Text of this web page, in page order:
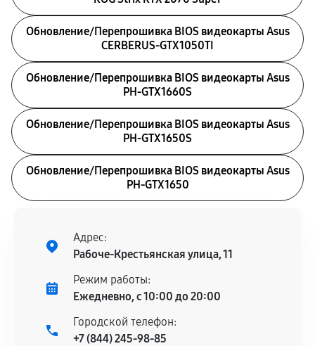
Обновление/Перепрошивка BIOS видеокарты Asus
CERBERUS-GTX1050TI
Обновление/Перепрошивка BIOS видеокарты Asus
PH-GTX1660S
Обновление/Перепрошивка BIOS видеокарты Asus
PH-GTX1650S
Обновление/Перепрошивка BIOS видеокарты Asus
PH-GTX1650
Адрес:
Рабоче-Крестьянская улица, 11
Режим работы:
Ежедневно, с 10:00 до 20:00
Городской телефон:
+7 (844) 245-98-85